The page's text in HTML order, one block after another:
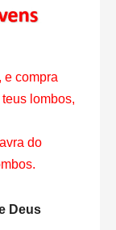
e compra
lombos,
do
Deus